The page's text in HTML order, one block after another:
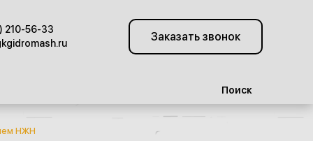
210-56-33
Заказать звонок
Поиск
НЖН